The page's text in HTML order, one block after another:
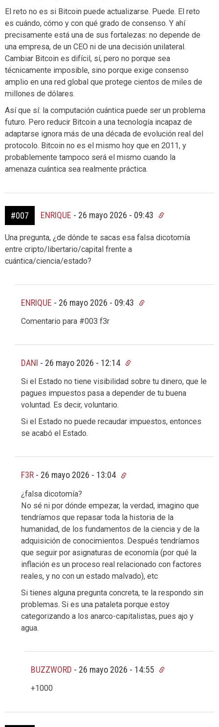
El reto no es si Bitcoin puede actualizarse. Puede. El reto
es cuándo, cómo y con qué grado de consenso. Y ahí
precisamente está una de sus fortalezas: no depende de
una empresa, de un CEO ni de una decisión unilateral.
Cambiar Bitcoin es difícil, sí, pero no porque sea
técnicamente imposible, sino porque exige consenso
amplio en una red global que protege cientos de miles de
millones de dólares.
Así que sí: la computación cuántica puede ser un problema
futuro. Pero reducir Bitcoin a una tecnología incapaz de
adaptarse ignora más de una década de evolución real del
protocolo. Bitcoin no es el mismo hoy que en 2011, y
probablemente tampoco será el mismo cuando la
amenaza cuántica sea realmente práctica.
#007 ENRIQUE - 26 mayo 2026 - 09:43
Una pregunta, ¿de dónde te sacas esa falsa dicotomía
entre cripto/libertario/capital frente a
cuántica/ciencia/estado?
ENRIQUE - 26 mayo 2026 - 09:43
Comentario para #003 f3r
DANI - 26 mayo 2026 - 12:14
Si el Estado no tiene visibilidad sobre tu dinero, que le
pagues impuestos pasa a depender de tu buena
voluntad. Es decir, voluntario.
Si el Estado no puede recaudar impuestos, entonces
se acabó el Estado.
F3R - 26 mayo 2026 - 13:04
¿falsa dicotomía?
No sé ni por dónde empezar, la verdad, imagino que
tendríamos que repasar toda la historia de la
humanidad, de los fundamentos de la ciencia y de la
adquisición de conocimientos. Después tendríamos
que seguir por asignaturas de economía (por qué la
inflación es un proceso real relacionado con factores
reales, y no con un estado malvado), etc
Si tienes alguna pregunta concreta, te la respondo sin
problemas. Si es una pataleta porque estoy
categorizando a los anarco-capitalistas, pues ajo y
agua.
BUZZWORD - 26 mayo 2026 - 14:55
+1000